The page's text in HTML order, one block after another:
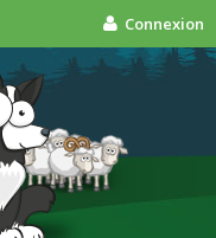
Connexion